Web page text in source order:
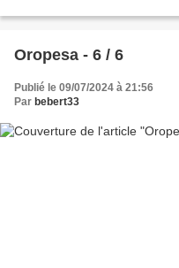
Oropesa - 6 / 6
Publié le 09/07/2024 à 21:56
Par bebert33